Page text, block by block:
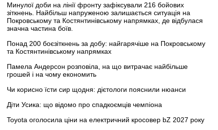
Минулої доби на лінії фронту зафіксували 216 бойових
зіткнень. Найбільш напруженою залишається ситуація на
Покровському та Костянтинівському напрямках, де відбулася
значна частина боїв.
Понад 200 боєзіткнень за добу: найгарячіше на Покровському
та Костянтинівському напрямках
Памела Андерсон розповіла, на що витрачає найбільше
грошей і на чому економить
Чи корисно їсти сир щодня: дієтологи пояснили нюанси
Діти Усика: що відомо про спадкоємців чемпіона
Toyota оголосила ціни на електричний кросовер bZ 2027 року